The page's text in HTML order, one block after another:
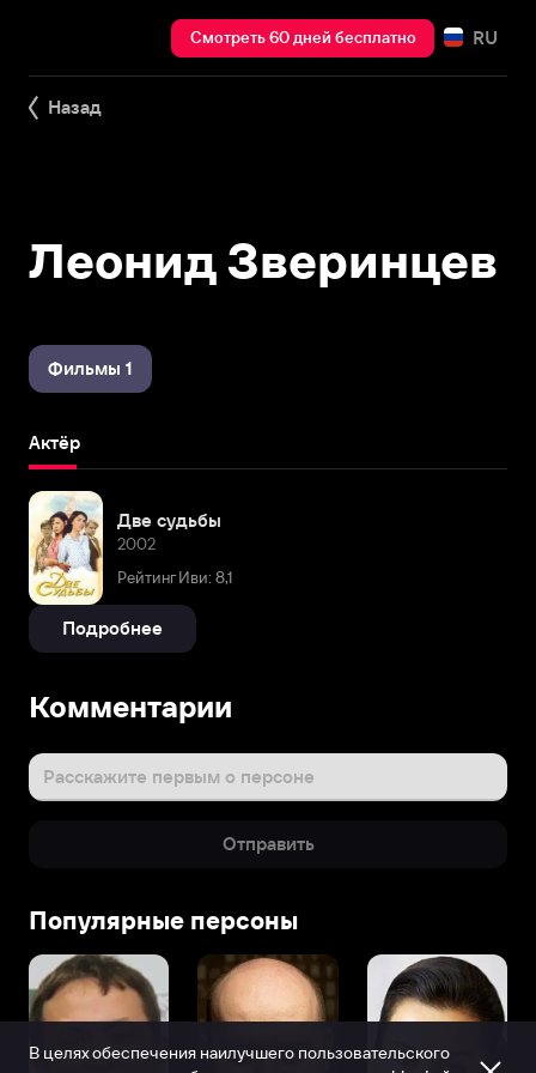
Смотреть 60 дней бесплатно RU
Назад
Леонид Зверинцев
Фильмы 1
Актёр
Две судьбы
2002
Рейтинг Иви: 8,1
Подробнее
Комментарии
Расскажите первым о персоне
Отправить
Популярные персоны
В целях обеспечения наилучшего пользовательского